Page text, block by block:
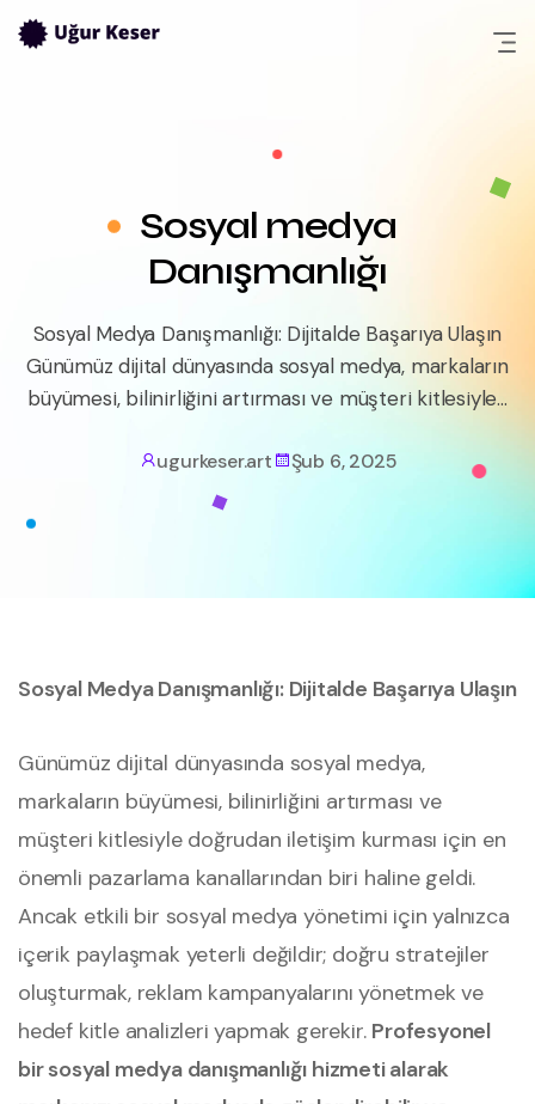
Skip
Sosyal medya
Danışmanlığı
Sosyal Medya Danışmanlığı: Dijitalde Başarıya Ulaşın
Günümüz dijital dünyasında sosyal medya, markaların
büyümesi, bilinirliğini artırması ve müşteri kitlesiyle...
ugurkeser.art Şub 6, 2025
Sosyal Medya Danışmanlığı: Dijitalde Başarıya Ulaşın
Günümüz dijital dünyasında sosyal medya,
markaların büyümesi, bilinirliğini artırması ve
müşteri kitlesiyle doğrudan iletişim kurması için en
önemli pazarlama kanallarından biri haline geldi.
Ancak etkili bir sosyal medya yönetimi için yalnızca
içerik paylaşmak yeterli değildir; doğru stratejiler
oluşturmak, reklam kampanyalarını yönetmek ve
hedef kitle analizleri yapmak gerekir. Profesyonel
bir sosyal medya danışmanlığı hizmeti alarak